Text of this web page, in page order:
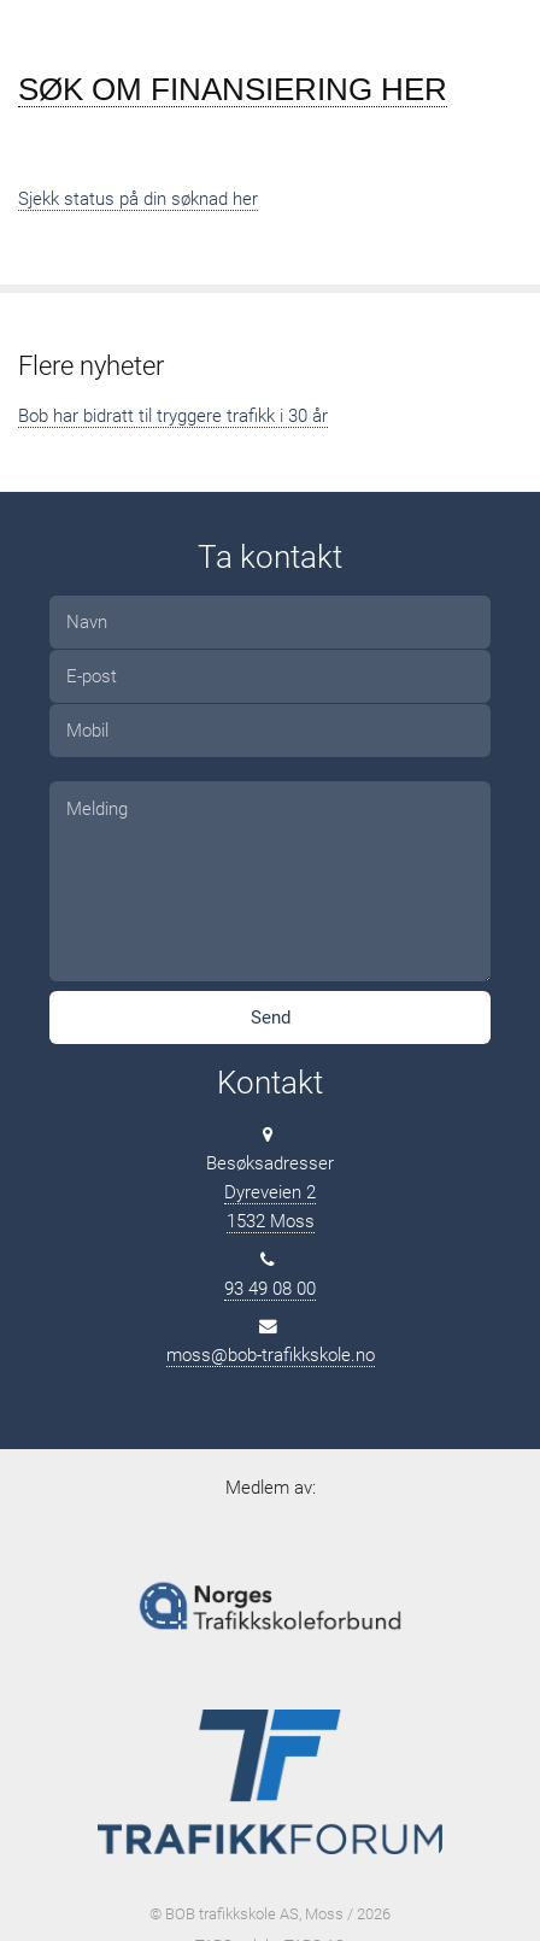
SØK OM FINANSIERING HER
Sjekk status på din søknad her
Flere nyheter
Bob har bidratt til tryggere trafikk i 30 år
Ta kontakt
Kontakt
Besøksadresser
Dyreveien 2
1532 Moss
93 49 08 00
moss@bob-trafikkskole.no
Medlem av:
© BOB trafikkskole AS, Moss / 2026